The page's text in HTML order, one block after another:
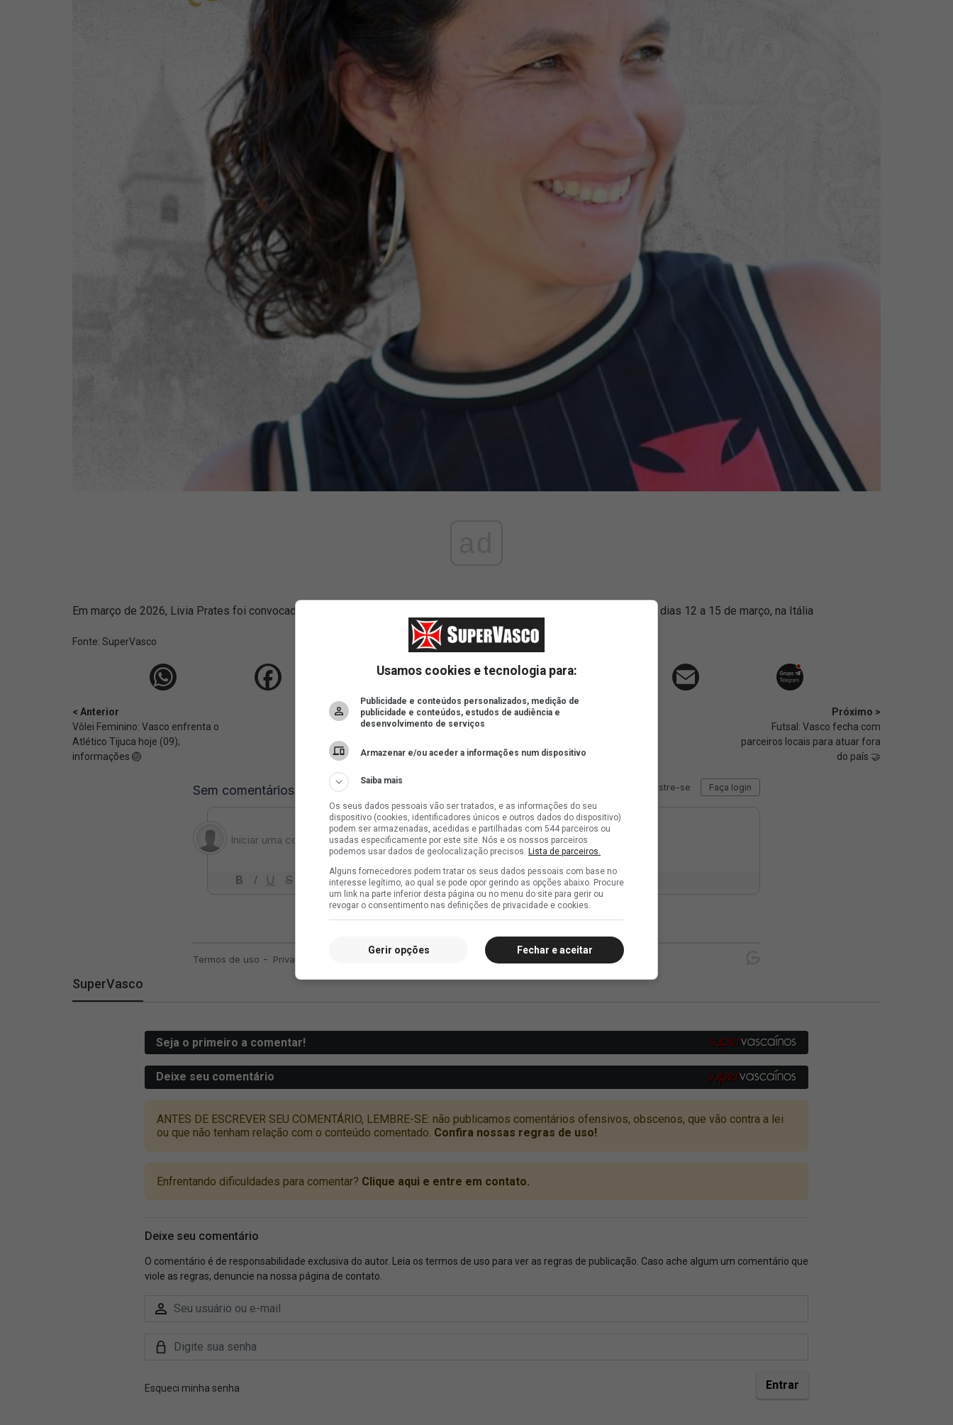
Em março de 2026, Livia Prates foi convocada para a disputa do World Series Lignano Sabbiadoro, que aconteceu nos dias 12 a 15 de março, na Itália
Fonte: SuperVasco‎‎‎‎‎‎
< Anterior
Vôlei Feminino: Vasco enfrenta o
Atlético Tijuca hoje (09);
informações 🏐
Próximo >
Futsal: Vasco fecha com
parceiros locais para atuar fora
do país 🤝
SuperVasco
Usamos cookies e tecnologia para:
Publicidade e conteúdos personalizados, medição de
publicidade e conteúdos, estudos de audiência e
desenvolvimento de serviços
Armazenar e/ou aceder a informações num dispositivo
Saiba mais
Os seus dados pessoais vão ser tratados, e as informações do seu
dispositivo (cookies, identificadores únicos e outros dados do dispositivo)
podem ser armazenadas, acedidas e partilhadas com 544 parceiros ou
usadas especificamente por este site. Nós e os nossos parceiros
podemos usar dados de geolocalização precisos. Lista de parceiros.
Alguns fornecedores podem tratar os seus dados pessoais com base no
interesse legítimo, ao qual se pode opor gerindo as opções abaixo. Procure
um link na parte inferior desta página ou no menu do site para gerir ou
revogar o consentimento nas definições de privacidade e cookies.
Fechar e aceitar
Gerir opções